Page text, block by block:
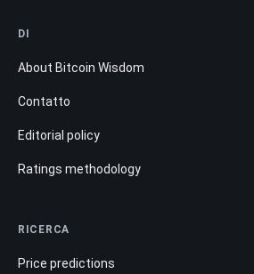
DI
About Bitcoin Wisdom
Contatto
Editorial policy
Ratings methodology
RICERCA
Price predictions